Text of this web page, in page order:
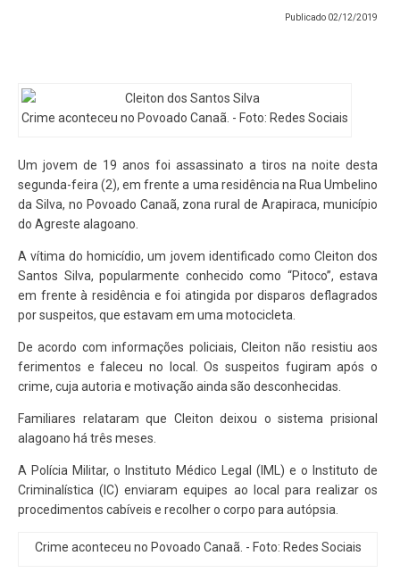
Publicado 02/12/2019
Crime aconteceu no Povoado Canaã. - Foto: Redes Sociais
Um jovem de 19 anos foi assassinato a tiros na noite desta
segunda-feira (2), em frente a uma residência na Rua Umbelino
da Silva, no Povoado Canaã, zona rural de Arapiraca, município
do Agreste alagoano.
A vítima do homicídio, um jovem identificado como Cleiton dos
Santos Silva, popularmente conhecido como “Pitoco”, estava
em frente à residência e foi atingida por disparos deflagrados
por suspeitos, que estavam em uma motocicleta.
De acordo com informações policiais, Cleiton não resistiu aos
ferimentos e faleceu no local. Os suspeitos fugiram após o
crime, cuja autoria e motivação ainda são desconhecidas.
Familiares relataram que Cleiton deixou o sistema prisional
alagoano há três meses.
A Polícia Militar, o Instituto Médico Legal (IML) e o Instituto de
Criminalística (IC) enviaram equipes ao local para realizar os
procedimentos cabíveis e recolher o corpo para autópsia.
Crime aconteceu no Povoado Canaã. - Foto: Redes Sociais